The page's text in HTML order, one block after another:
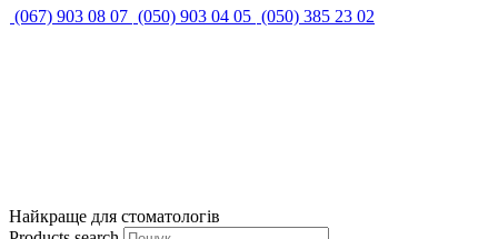
(067) 903 08 07 (050) 903 04 05 (050) 385 23 02
Найкраще для стоматологів